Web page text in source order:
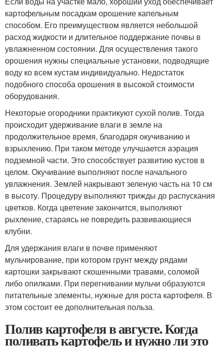
картофельным посадкам орошение капельным
способом. Его преимуществом является небольшой
расход жидкости и длительное поддержание почвы в
увлажненном состоянии. Для осуществления такого
орошения нужны специальные установки, подводящие
воду ко всем кустам индивидуально. Недостаток
подобного способа орошения в высокой стоимости
оборудования.
Некоторые огородники практикуют сухой полив. Тогда
происходит удерживание влаги в земле на
продолжительное время, благодаря окучиванию и
взрыхлению. При таком методе улучшается аэрация
подземной части. Это способствует развитию кустов в
целом. Окучивание выполняют после начального
увлажнения. Землей накрывают зеленую часть на 10 см
в высоту. Процедуру выполняют трижды до распускания
цветков. Когда цветение закончится, выполняют
рыхление, стараясь не повредить развивающиеся
клубни.
Для удержания влаги в почве применяют
мульчирование, при котором грунт между рядами
картошки закрывают скошенными травами, соломой
либо опилками. При перегнивании мульчи образуются
питательные элементы, нужные для роста картофеля. В
этом состоит ее дополнительная польза.
Полив картофеля в августе. Когда
поливать картофель и нужно ли это